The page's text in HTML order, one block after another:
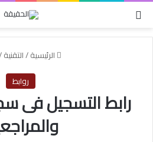
الرئيسية/التقنية
روابط
رابط التسجيل فى